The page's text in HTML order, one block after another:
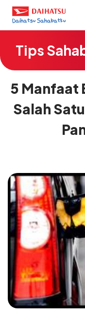
Tips
5 Manfaat
Salah